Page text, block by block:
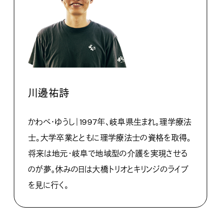
川邊祐詩
かわべ・ゆうし｜1997年、岐阜県生まれ。理学療法
士。大学卒業とともに理学療法士の資格を取得。
将来は地元・岐阜で地域型の介護を実現させる
のが夢。休みの日は大橋トリオとキリンジのライブ
を見に行く。